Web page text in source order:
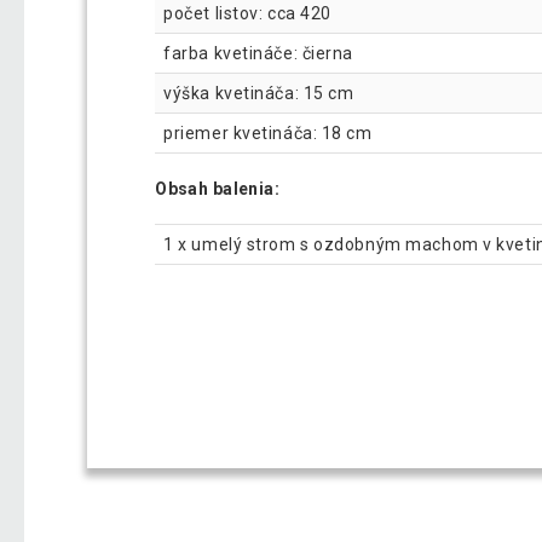
počet listov: cca 420
farba kvetináče: čierna
výška kvetináča: 15 cm
priemer kvetináča: 18 cm
Obsah balenia:
1 x umelý strom s ozdobným machom v